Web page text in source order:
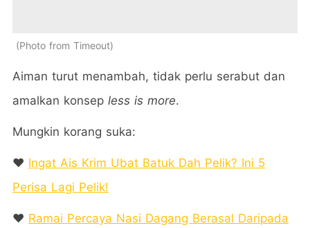
Photo from Timeout
Aiman turut menambah, tidak perlu serabut dan
amalkan konsep less is more.
Mungkin korang suka:
❤️ Ingat Ais Krim Ubat Batuk Dah Pelik? Ini 5
Perisa Lagi Pelik!
❤️ Ramai Percaya Nasi Dagang Berasal Daripada